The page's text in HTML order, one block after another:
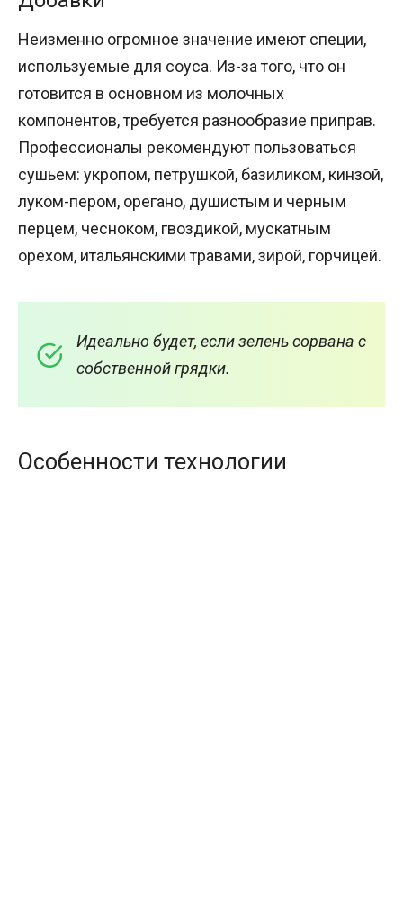
Неизменно огромное значение имеют специи,
используемые для соуса. Из-за того, что он
готовится в основном из молочных
компонентов, требуется разнообразие приправ.
Профессионалы рекомендуют пользоваться
сушьем: укропом, петрушкой, базиликом, кинзой,
луком-пером, орегано, душистым и черным
перцем, чесноком, гвоздикой, мускатным
орехом, итальянскими травами, зирой, горчицей.
Идеально будет, если зелень сорвана с
собственной грядки.
Особенности технологии